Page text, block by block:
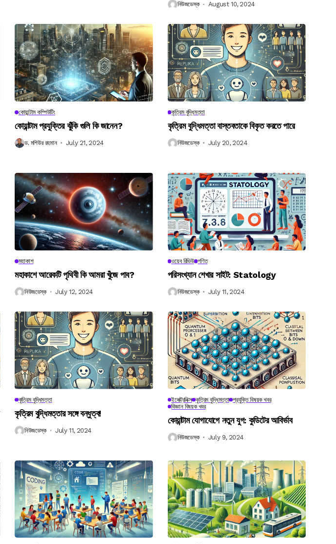
নিউজডেস্ক August 10, 2024
কোয়ান্টাম কম্পিউটিং
কোয়ান্টাম প্রযুক্তির ঝুঁকি গুলি কি জানেন?
ড. মশিউর রহমান July 21, 2024
কৃত্রিম বুদ্ধিমত্তা
কৃত্রিম বুদ্ধিমত্তা বাস্তবতাকে বিকৃত করতে পারে
নিউজডেস্ক July 20, 2024
মহাকাশ
মহাকাশে আরেকটি পৃথিবী কি আমরা খুঁজে পাব?
নিউজডেস্ক July 12, 2024
ওয়েব রিভিউ গণিত
পরিসংখ্যান শেখার সাইট: Statology
নিউজডেস্ক July 11, 2024
কৃত্রিম বুদ্ধিমত্তা
কৃত্রিম বুদ্ধিমত্তার সঙ্গে বন্ধুত্ব!
নিউজডেস্ক July 11, 2024
ইলেক্ট্রনিক্স কৃত্রিম বুদ্ধিমত্তা প্রযুক্তি বিষয়ক খবর
বিজ্ঞান বিষয়ক খবর
কোয়ান্টাম যোগাযোগে নতুন যুগ: কুডিটের আবির্ভাব
নিউজডেস্ক July 9, 2024